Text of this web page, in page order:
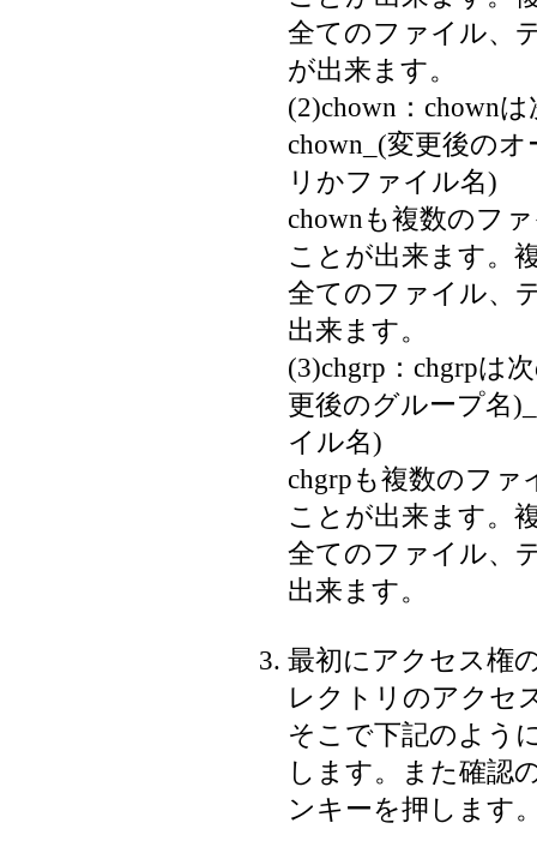
全てのファイル、
が出来ます。
(2)chown：chown
chown_(変更後の
リかファイル名)
chownも複数のフ
ことが出来ます。
全てのファイル、
出来ます。
(3)chgrp：chgrpは
更後のグループ名
イル名)
chgrpも複数のフ
ことが出来ます。
全てのファイル、
出来ます。
最初にアクセス権
レクトリのアクセ
そこで下記のよう
します。また確認
ンキーを押します